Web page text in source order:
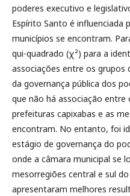
poderes executivo e
Espírito Santo é influenciada
municípios se encontram.
qui-quadrado (χ²) para a
associações entre os grupos
da governança pública dos
que não há associação entre
prefeituras capixabas e as
encontram. No entanto, foi
estágio de governança do
onde a câmara municipal se
mesorregiões central e sul
apresentaram melhores